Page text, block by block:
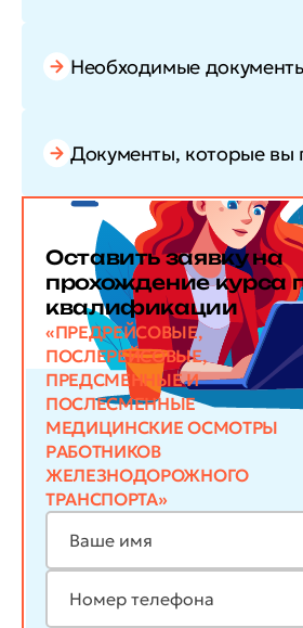
Необходимые
Документы, которые вы
Оставить заявкуна
прохождение курса
квалификации
«ПРЕДРЕЙСОВЫЕ,
ПОСЛЕРЕЙСОВЫЕ,
ПРЕДСМЕННЫЕ И
ПОСЛЕСМЕННЫЕ
МЕДИЦИНСКИЕ ОСМОТРЫ
РАБОТНИКОВ
ЖЕЛЕЗНОДОРОЖНОГО
ТРАНСПОРТА»